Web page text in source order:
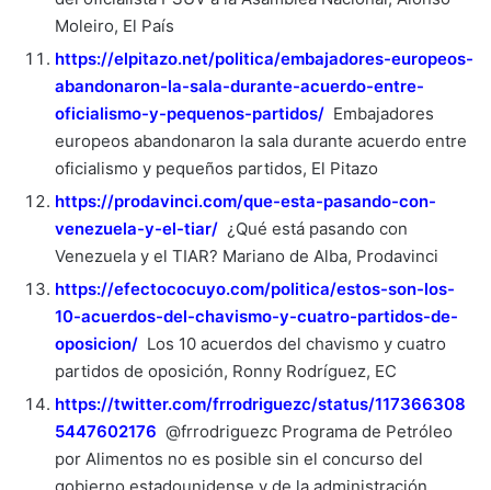
Moleiro, El País
https://elpitazo.net/politica/embajadores-europeos-
abandonaron-la-sala-durante-acuerdo-entre-
oficialismo-y-pequenos-partidos/ Embajadores
europeos abandonaron la sala durante acuerdo entre
oficialismo y pequeños partidos, El Pitazo
https://prodavinci.com/que-esta-pasando-con-
venezuela-y-el-tiar/ ¿Qué está pasando con
Venezuela y el TIAR? Mariano de Alba, Prodavinci
https://efectococuyo.com/politica/estos-son-los-
10-acuerdos-del-chavismo-y-cuatro-partidos-de-
oposicion/ Los 10 acuerdos del chavismo y cuatro
partidos de oposición, Ronny Rodríguez, EC
https://twitter.com/frrodriguezc/status/117366308
5447602176 @frrodriguezc Programa de Petróleo
por Alimentos no es posible sin el concurso del